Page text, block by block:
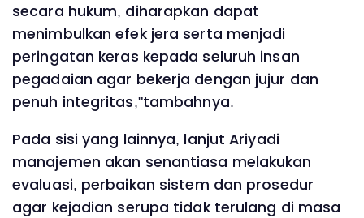
secara hukum, diharapkan dapat
menimbulkan efek jera serta menjadi
peringatan keras kepada seluruh insan
pegadaian agar bekerja dengan jujur dan
penuh integritas,"tambahnya.
Pada sisi yang lainnya, lanjut Ariyadi
manajemen akan senantiasa melakukan
evaluasi, perbaikan sistem dan prosedur
agar kejadian serupa tidak terulang di masa